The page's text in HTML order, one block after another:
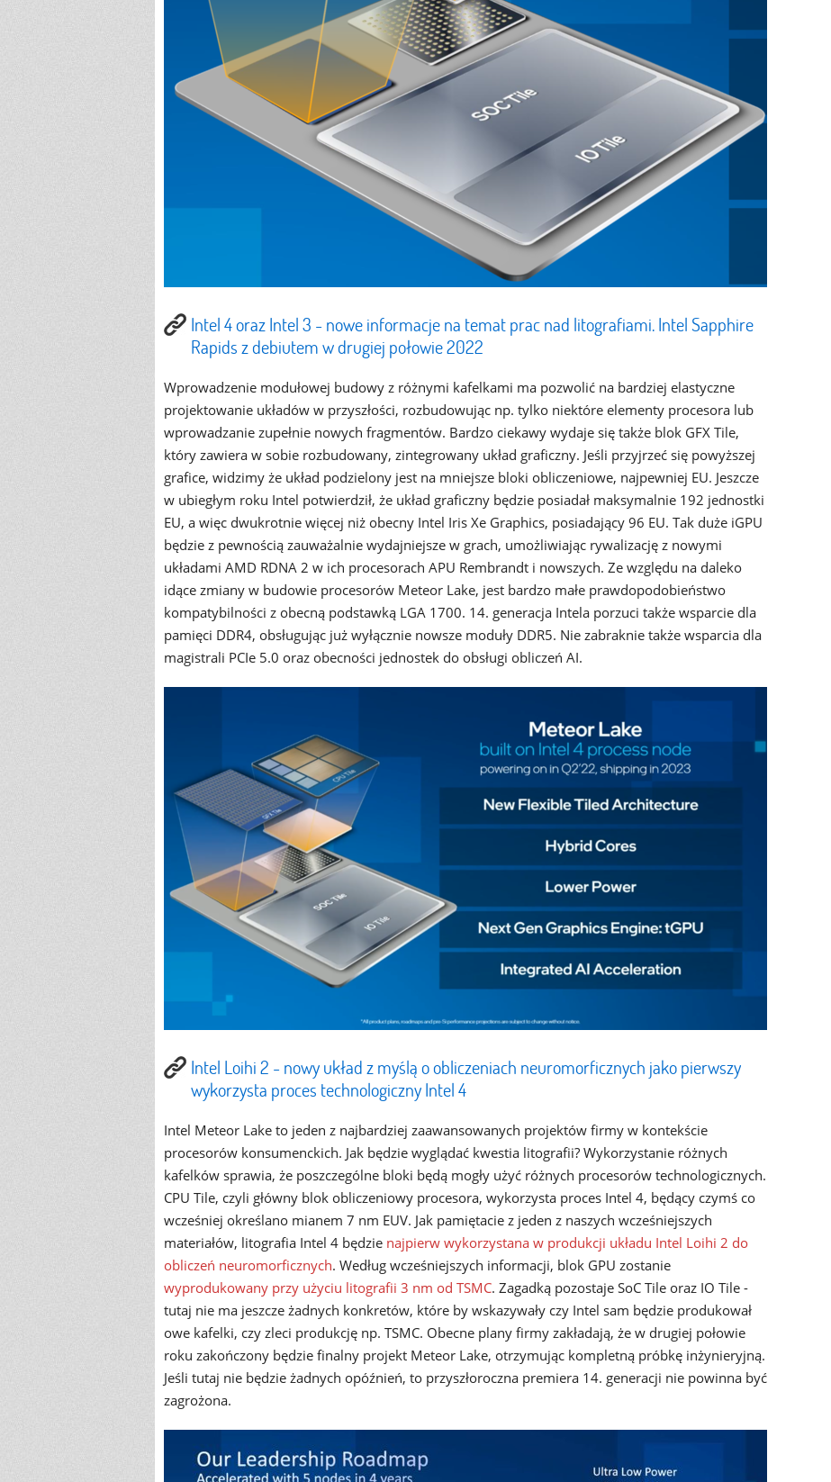
Intel 4 oraz Intel 3 - nowe informacje na temat prac nad litografiami. Intel Sapphire
Rapids z debiutem w drugiej połowie 2022
Wprowadzenie modułowej budowy z różnymi kafelkami ma pozwolić na bardziej elastyczne
projektowanie układów w przyszłości, rozbudowując np. tylko niektóre elementy procesora lub
wprowadzanie zupełnie nowych fragmentów. Bardzo ciekawy wydaje się także blok GFX Tile,
który zawiera w sobie rozbudowany, zintegrowany układ graficzny. Jeśli przyjrzeć się powyższej
grafice, widzimy że układ podzielony jest na mniejsze bloki obliczeniowe, najpewniej EU. Jeszcze
w ubiegłym roku Intel potwierdził, że układ graficzny będzie posiadał maksymalnie 192 jednostki
EU, a więc dwukrotnie więcej niż obecny Intel Iris Xe Graphics, posiadający 96 EU. Tak duże iGPU
będzie z pewnością zauważalnie wydajniejsze w grach, umożliwiając rywalizację z nowymi
układami AMD RDNA 2 w ich procesorach APU Rembrandt i nowszych. Ze względu na daleko
idące zmiany w budowie procesorów Meteor Lake, jest bardzo małe prawdopodobieństwo
kompatybilności z obecną podstawką LGA 1700. 14. generacja Intela porzuci także wsparcie dla
pamięci DDR4, obsługując już wyłącznie nowsze moduły DDR5. Nie zabraknie także wsparcia dla
magistrali PCIe 5.0 oraz obecności jednostek do obsługi obliczeń AI.
Intel Loihi 2 - nowy układ z myślą o obliczeniach neuromorficznych jako pierwszy
wykorzysta proces technologiczny Intel 4
Intel Meteor Lake to jeden z najbardziej zaawansowanych projektów firmy w kontekście
procesorów konsumenckich. Jak będzie wyglądać kwestia litografii? Wykorzystanie różnych
kafelków sprawia, że poszczególne bloki będą mogły użyć różnych procesorów technologicznych.
CPU Tile, czyli główny blok obliczeniowy procesora, wykorzysta proces Intel 4, będący czymś co
wcześniej określano mianem 7 nm EUV. Jak pamiętacie z jeden z naszych wcześniejszych
materiałów, litografia Intel 4 będzie najpierw wykorzystana w produkcji układu Intel Loihi 2 do
obliczeń neuromorficznych. Według wcześniejszych informacji, blok GPU zostanie
wyprodukowany przy użyciu litografii 3 nm od TSMC. Zagadką pozostaje SoC Tile oraz IO Tile -
tutaj nie ma jeszcze żadnych konkretów, które by wskazywały czy Intel sam będzie produkował
owe kafelki, czy zleci produkcję np. TSMC. Obecne plany firmy zakładają, że w drugiej połowie
roku zakończony będzie finalny projekt Meteor Lake, otrzymując kompletną próbkę inżynieryjną.
Jeśli tutaj nie będzie żadnych opóźnień, to przyszłoroczna premiera 14. generacji nie powinna być
zagrożona.